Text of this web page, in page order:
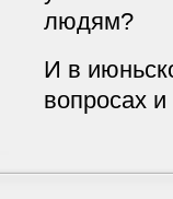
людям?
И в
вопросах